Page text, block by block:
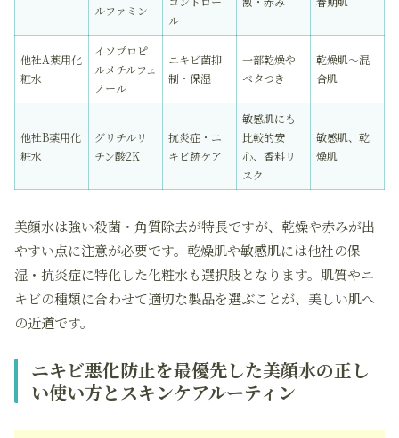
ルファミン
ル
他社A薬用化
粧水
イソプロピ
ルメチルフェ
ノール
ニキビ菌抑
制・保湿
一部乾燥や
ベタつき
乾燥肌～混
合肌
他社B薬用化
粧水
グリチルリ
チン酸2K
抗炎症・ニ
キビ跡ケア
敏感肌にも
比較的安
心、香料リ
スク
敏感肌、乾
燥肌
美顔水は強い殺菌・角質除去が特長ですが、乾燥や赤みが出
やすい点に注意が必要です。乾燥肌や敏感肌には他社の保
湿・抗炎症に特化した化粧水も選択肢となります。肌質やニ
キビの種類に合わせて適切な製品を選ぶことが、美しい肌へ
の近道です。
ニキビ悪化防止を最優先した美顔水の正し
い使い方とスキンケアルーティン